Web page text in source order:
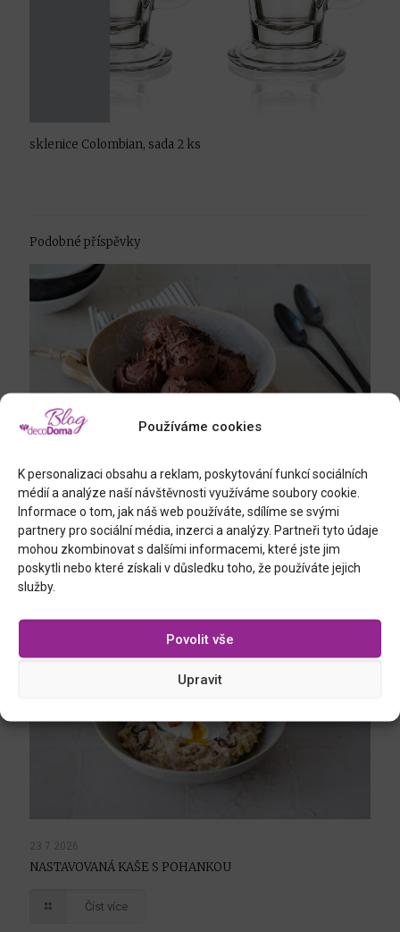
Používáme cookies
K personalizaci obsahu a reklam, poskytování funkcí sociálních
médií a analýze naší návštěvnosti využíváme soubory cookie.
Informace o tom, jak náš web používáte, sdílíme se svými
partnery pro sociální média, inzerci a analýzy. Partneři tyto údaje
mohou zkombinovat s dalšími informacemi, které jste jim
poskytli nebo které získali v důsledku toho, že používáte jejich
služby.
Povolit vše
Upravit
sklenice Colombian, sada 2 ks
Podobné příspěvky
28.7.2026
DOMÁCÍ ČOKOLÁDOVÁ ZMRZLINA BEZ ZMRZLINOVAČE
Číst více
23.7.2026
NASTAVOVANÁ KAŠE S POHANKOU
Číst více